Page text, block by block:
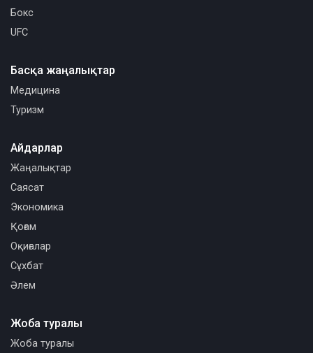
Бокс
UFC
Басқа жаңалықтар
Медицина
Туризм
Айдарлар
Жаңалықтар
Саясат
Экономика
Қоғам
Оқиғалар
Сұхбат
Әлем
Жоба туралы
Жоба туралы